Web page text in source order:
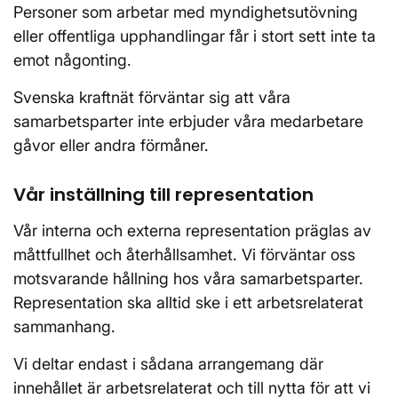
Personer som arbetar med myndighetsutövning
eller offentliga upphandlingar får i stort sett inte ta
emot någonting.
Svenska kraftnät förväntar sig att våra
samarbetsparter inte erbjuder våra medarbetare
gåvor eller andra förmåner.
Vår inställning till representation
Vår interna och externa representation präglas av
måttfullhet och återhållsamhet. Vi förväntar oss
motsvarande hållning hos våra samarbetsparter.
Representation ska alltid ske i ett arbetsrelaterat
sammanhang.
Vi deltar endast i sådana arrangemang där
innehållet är arbetsrelaterat och till nytta för att vi